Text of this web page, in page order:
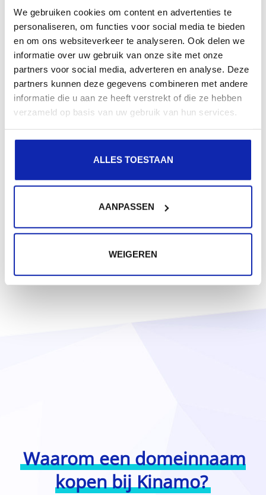
We gebruiken cookies om content en advertenties te
personaliseren, om functies voor social media te bieden
en om ons websiteverkeer te analyseren. Ook delen we
informatie over uw gebruik van onze site met onze
partners voor social media, adverteren en analyse. Deze
partners kunnen deze gegevens combineren met andere
informatie die u aan ze heeft verstrekt of die ze hebben
verzameld op basis van uw gebruik van hun services.
ALLES TOESTAAN
AANPASSEN
WEIGEREN
Waarom een domeinnaam
kopen bij Kinamo?